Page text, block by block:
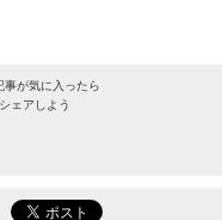
事が気に入ったら
シェアしよう
をお届けします。